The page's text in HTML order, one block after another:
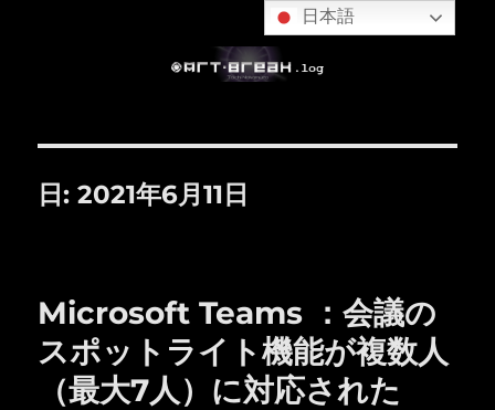
日:2021年6月11日
Microsoft Teams ：会議の
スポットライト機能が複数人
（最大7人）に対応された
日本語